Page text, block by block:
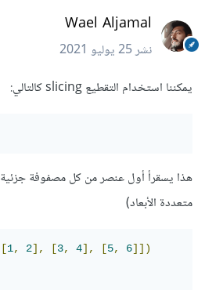
Wael Aljamal
نشر25 يوليو 2021
يمكننا استخدام التقطيع slicing كالتالي:
هذا يسقرأ أول عنصر من كل مصفوفة
متعددة الأبعاد)
1, 2], [3, 4], [5, 6]])